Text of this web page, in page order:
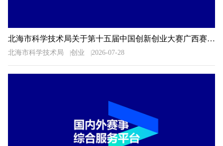
北海市科学技术局关于第十五届中国创新创业大赛广西赛区北海市选拔赛暨2026年北海市创新创业大赛相关事项的通知
北海市科学技术局 创业 2026-07-28